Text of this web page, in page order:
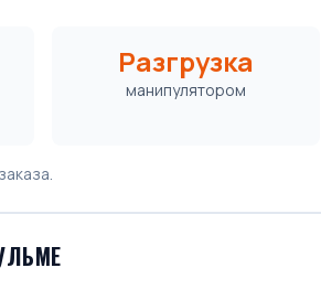
Разгрузка
манипулятором